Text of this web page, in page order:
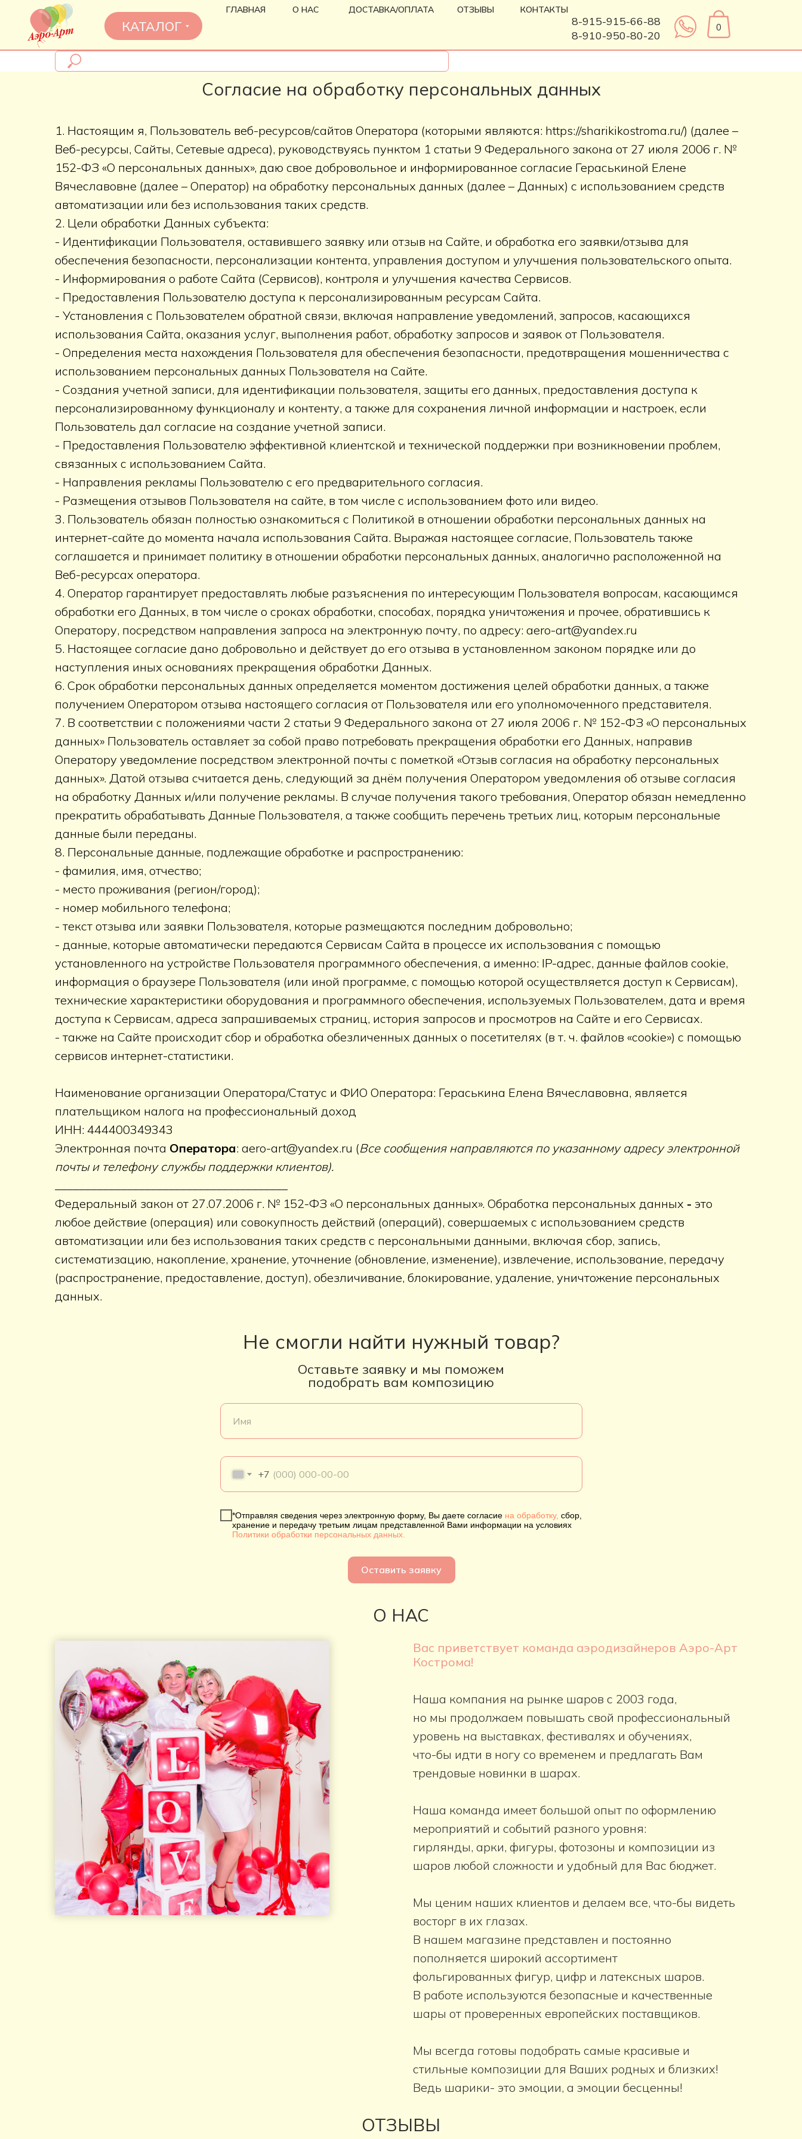
8-915-915-66-88 0
КАТАЛОГ
О НАС
ГЛАВНАЯ ДОСТАВКА/ОПЛАТА ОТЗЫВЫ КОНТАКТЫ
8-910-950-80-20
Согласие на обработку персональных данных
1. Настоящим я, Пользователь веб-ресурсов/сайтов Оператора (которыми являются: https://sharikikostroma.ru/) (далее –
Веб-ресурсы, Сайты, Сетевые адреса), руководствуясь пунктом 1 статьи 9 Федерального закона от 27 июля 2006 г. №
152-ФЗ «О персональных данных», даю свое добровольное и информированное согласие Гераськиной Елене
Вячеславовне (далее – Оператор) на обработку персональных данных (далее – Данных) с использованием средств
автоматизации или без использования таких средств.
2. Цели обработки Данных субъекта:
- Идентификации Пользователя, оставившего заявку или отзыв на Сайте, и обработка его заявки/отзыва для
обеспечения безопасности, персонализации контента, управления доступом и улучшения пользовательского опыта.
- Информирования о работе Сайта (Сервисов), контроля и улучшения качества Сервисов.
- Предоставления Пользователю доступа к персонализированным ресурсам Сайта.
- Установления с Пользователем обратной связи, включая направление уведомлений, запросов, касающихся
использования Сайта, оказания услуг, выполнения работ, обработку запросов и заявок от Пользователя.
- Определения места нахождения Пользователя для обеспечения безопасности, предотвращения мошенничества с
использованием персональных данных Пользователя на Сайте.
- Создания учетной записи, для идентификации пользователя, защиты его данных, предоставления доступа к
персонализированному функционалу и контенту, а также для сохранения личной информации и настроек, если
Пользователь дал согласие на создание учетной записи.
- Предоставления Пользователю эффективной клиентской и технической поддержки при возникновении проблем,
связанных с использованием Сайта.
- Направления рекламы Пользователю с его предварительного согласия.
- Размещения отзывов Пользователя на сайте, в том числе с использованием фото или видео.
3. Пользователь обязан полностью ознакомиться с Политикой в отношении обработки персональных данных на
интернет-сайте до момента начала использования Сайта. Выражая настоящее согласие, Пользователь также
соглашается и принимает политику в отношении обработки персональных данных, аналогично расположенной на
Веб-ресурсах оператора.
4. Оператор гарантирует предоставлять любые разъяснения по интересующим Пользователя вопросам, касающимся
обработки его Данных, в том числе о сроках обработки, способах, порядка уничтожения и прочее, обратившись к
Оператору, посредством направления запроса на электронную почту, по адресу: aero-art@yandex.ru
5. Настоящее согласие дано добровольно и действует до его отзыва в установленном законом порядке или до
наступления иных основаниях прекращения обработки Данных.
6. Срок обработки персональных данных определяется моментом достижения целей обработки данных, а также
получением Оператором отзыва настоящего согласия от Пользователя или его уполномоченного представителя.
7. В соответствии с положениями части 2 статьи 9 Федерального закона от 27 июля 2006 г. № 152-ФЗ «О персональных
данных» Пользователь оставляет за собой право потребовать прекращения обработки его Данных, направив
Оператору уведомление посредством электронной почты с пометкой «Отзыв согласия на обработку персональных
данных». Датой отзыва считается день, следующий за днём получения Оператором уведомления об отзыве согласия
на обработку Данных и/или получение рекламы. В случае получения такого требования, Оператор обязан немедленно
прекратить обрабатывать Данные Пользователя, а также сообщить перечень третьих лиц, которым персональные
данные были переданы.
8. Персональные данные, подлежащие обработке и распространению:
- фамилия, имя, отчество;
- место проживания (регион/город);
- номер мобильного телефона;
- текст отзыва или заявки Пользователя, которые размещаются последним добровольно;
- данные, которые автоматически передаются Сервисам Сайта в процессе их использования с помощью
установленного на устройстве Пользователя программного обеспечения, а именно: IP-адрес, данные файлов cookie,
информация о браузере Пользователя (или иной программе, с помощью которой осуществляется доступ к Сервисам),
технические характеристики оборудования и программного обеспечения, используемых Пользователем, дата и время
доступа к Сервисам, адреса запрашиваемых страниц, история запросов и просмотров на Сайте и его Сервисах.
- также на Сайте происходит сбор и обработка обезличенных данных о посетителях (в т. ч. файлов «cookie») с помощью
сервисов интернет-статистики.
Наименование организации Оператора/Статус и ФИО Оператора: Гераськина Елена Вячеславовна, является
плательщиком налога на профессиональный доход
ИНН: 444400349343
Электронная почта Оператора: aero-art@yandex.ru (Все сообщения направляются по указанному адресу электронной
почты и телефону службы поддержки клиентов).
Федеральный закон от 27.07.2006 г. № 152-ФЗ «О персональных данных». Обработка персональных данных - это
любое действие (операция) или совокупность действий (операций), совершаемых с использованием средств
автоматизации или без использования таких средств с персональными данными, включая сбор, запись,
систематизацию, накопление, хранение, уточнение (обновление, изменение), извлечение, использование, передачу
(распространение, предоставление, доступ), обезличивание, блокирование, удаление, уничтожение персональных
данных.
+7
*Отправляя сведения через электронную форму, Вы даете согласие на обработку, сбор,
хранение и передачу третьим лицам представленной Вами информации на условиях
Политики обработки персональных данных.
Оставить заявку
Не смогли найти нужный товар?
Оставьте заявку и мы поможем
подобрать вам композицию
О НАС
Вас приветствует команда аэродизайнеров Аэро-Арт
Кострома!
Наша компания на рынке шаров с 2003 года,
но мы продолжаем повышать свой профессиональный
уровень на выставках, фестивалях и обучениях,
что-бы идти в ногу со временем и предлагать Вам
трендовые новинки в шарах.
Наша команда имеет большой опыт по оформлению
мероприятий и событий разного уровня:
гирлянды, арки, фигуры, фотозоны и композиции из
шаров любой сложности и удобный для Вас бюджет.
Мы ценим наших клиентов и делаем все, что-бы видеть
восторг в их глазах.
В нашем магазине представлен и постоянно
пополняется широкий ассортимент
фольгированных фигур, цифр и латексных шаров.
В работе используются безопасные и качественные
шары от проверенных европейских поставщиков.
Мы всегда готовы подобрать самые красивые и
стильные композиции для Ваших родных и близких!
Ведь шарики- это эмоции, а эмоции бесценны!
ОТЗЫВЫ